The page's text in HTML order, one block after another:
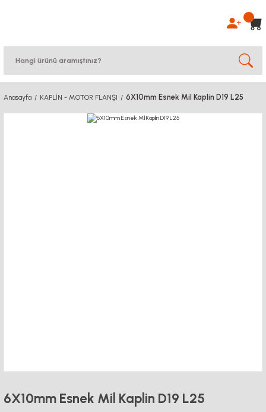
Anasayfa KAPLİN - MOTOR FLANŞI 6X10mm Esnek Mil Kaplin D19 L25
6X10mm Esnek Mil Kaplin D19 L25